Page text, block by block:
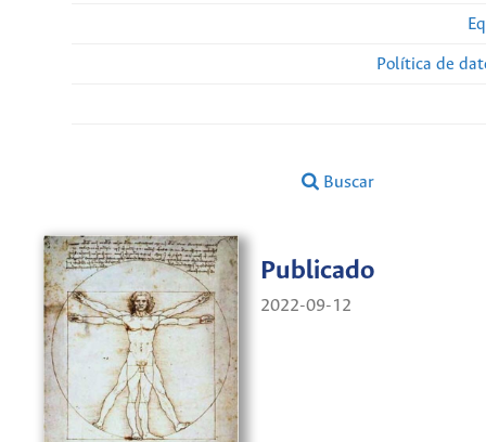
Política de
Buscar
Publicado
2022-09-12